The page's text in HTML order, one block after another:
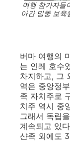
여행 참가자들
아간 밍뚱 보육
버마 여행의
는 인레 호수
차지하고, 그
역은 중앙정
족 자치주로
치주 역시 중
그래서 독립
계속되고 있
샨족 외에도